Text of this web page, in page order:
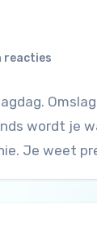
reacties
wordt je
Je weet